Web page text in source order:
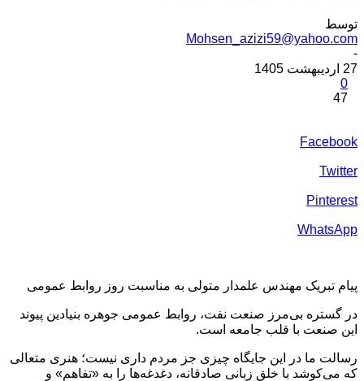
توسط
Mohsen_azizi59@yahoo.com
-
27 اردیبهشت 1405
0
47
Facebook
Twitter
Pinterest
WhatsApp
پیام تبریک مهندس علمدار متولی به مناسبت روز روابط عمومی
در گستره بی‌مرز صنعت نفت، روابط عمومی جوهره بنیادین پیوند
این صنعت با قلب جامعه است.
رسالت ما در این جایگاه چیزی جز مردم‌ داری نیست؛ هنری متعالی
که می‌کوشد با خلق زبانی صادقانه، دغدغه‌ها را به «تفاهم» و